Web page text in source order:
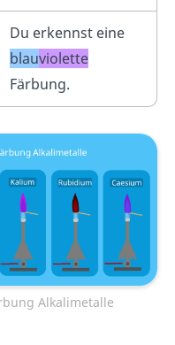
Du erkennst eine
blauviolette
Färbung.
Alkalimetalle